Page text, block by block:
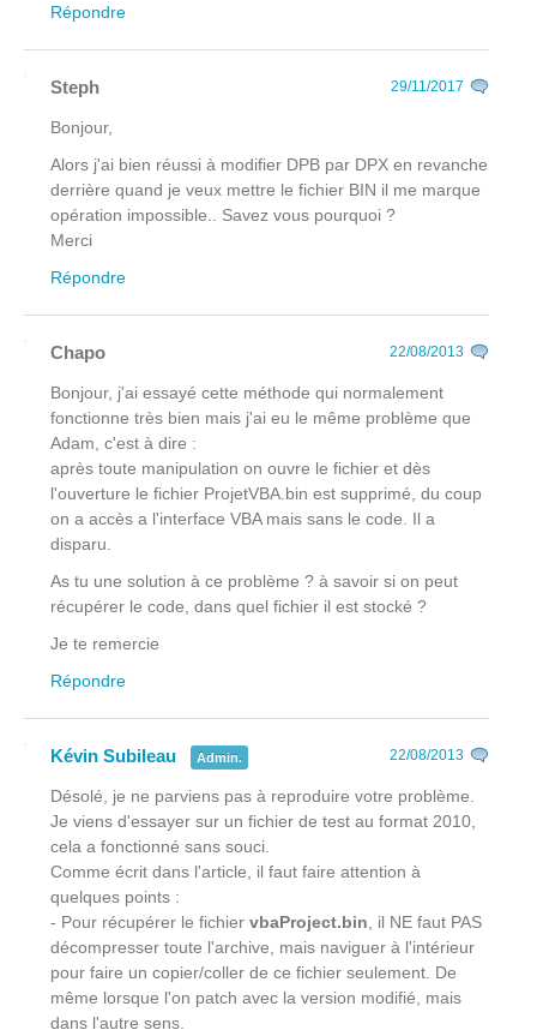
Répondre
Steph 29/11/2017
Bonjour,
Alors j'ai bien réussi à modifier DPB par DPX en revanche
derrière quand je veux mettre le fichier BIN il me marque
opération impossible.. Savez vous pourquoi ?
Merci
Répondre
Chapo 22/08/2013
Bonjour, j'ai essayé cette méthode qui normalement
fonctionne très bien mais j'ai eu le même problème que
Adam, c'est à dire :
après toute manipulation on ouvre le fichier et dès
l'ouverture le fichier ProjetVBA.bin est supprimé, du coup
on a accès a l'interface VBA mais sans le code. Il a
disparu.
As tu une solution à ce problème ? à savoir si on peut
récupérer le code, dans quel fichier il est stocké ?
Je te remercie
Répondre
Kévin Subileau Admin. 22/08/2013
Désolé, je ne parviens pas à reproduire votre problème.
Je viens d'essayer sur un fichier de test au format 2010,
cela a fonctionné sans souci.
Comme écrit dans l'article, il faut faire attention à
quelques points :
- Pour récupérer le fichier vbaProject.bin , il NE faut PAS
décompresser toute l'archive, mais naviguer à l'intérieur
pour faire un copier/coller de ce fichier seulement. De
même lorsque l'on patch avec la version modifié, mais
dans l'autre sens.